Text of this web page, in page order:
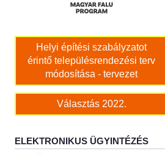
Helyi építési szabályzatot
érintő településrendezési terv
módosítása - tervezet
Választás 2022.
ELEKTRONIKUS ÜGYINTÉZÉS